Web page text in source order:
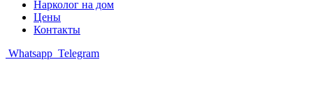
Нарколог на дом
Цены
Контакты
Whatsapp Telegram